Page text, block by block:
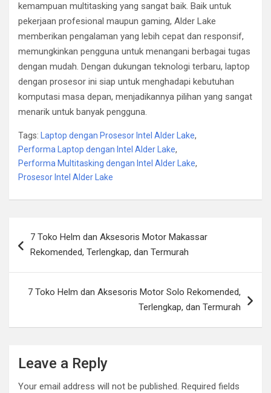
kemampuan multitasking yang sangat baik. Baik untuk
pekerjaan profesional maupun gaming, Alder Lake
memberikan pengalaman yang lebih cepat dan responsif,
memungkinkan pengguna untuk menangani berbagai tugas
dengan mudah. Dengan dukungan teknologi terbaru, laptop
dengan prosesor ini siap untuk menghadapi kebutuhan
komputasi masa depan, menjadikannya pilihan yang sangat
menarik untuk banyak pengguna.
Tags: Laptop dengan Prosesor Intel Alder Lake,
Performa Laptop dengan Intel Alder Lake,
Performa Multitasking dengan Intel Alder Lake,
Prosesor Intel Alder Lake
navigation
7 Toko Helm dan Aksesoris Motor Makassar
Rekomended, Terlengkap, dan Termurah
7 Toko Helm dan Aksesoris Motor Solo Rekomended,
Terlengkap, dan Termurah
Leave a Reply
Your email address will not be published. Required fields